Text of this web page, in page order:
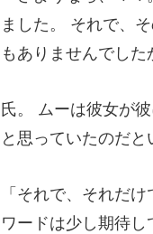
ました。 それで、
と思って
ワードは